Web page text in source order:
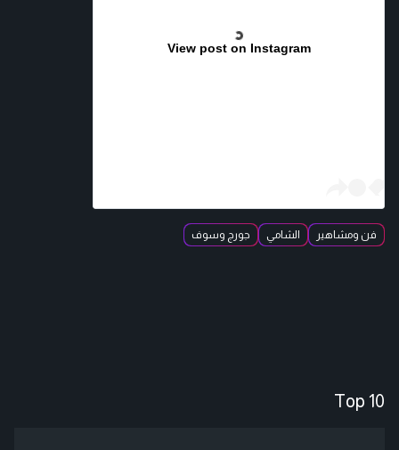
View post on Instagram
فن ومشاهير الشامي جورج وسوف
Top 10